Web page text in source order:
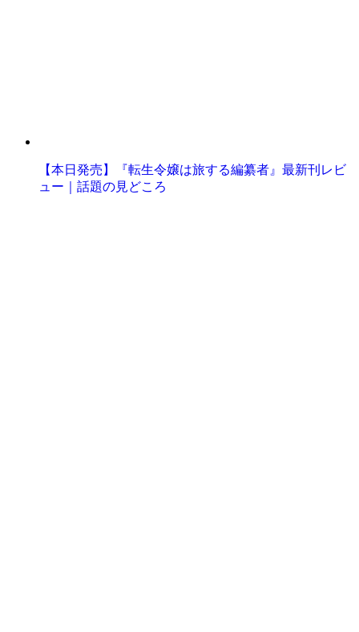
【本日発売】『転生令嬢は旅する編纂者』最新刊レビ
ュー｜話題の見どころ